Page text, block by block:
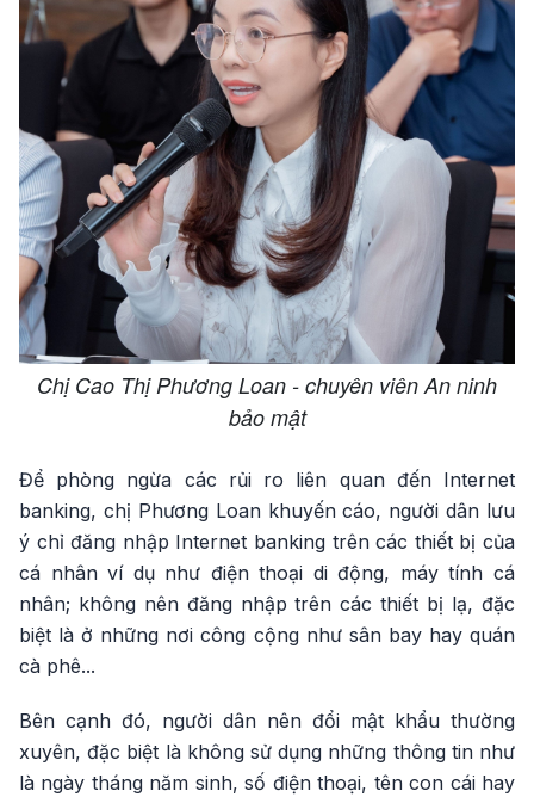
Chị Cao Thị Phương Loan - chuyên viên An ninh
bảo mật
Để phòng ngừa các rủi ro liên quan đến Internet
banking, chị Phương Loan khuyến cáo, người dân lưu
ý chỉ đăng nhập Internet banking trên các thiết bị của
cá nhân ví dụ như điện thoại di động, máy tính cá
nhân; không nên đăng nhập trên các thiết bị lạ, đặc
biệt là ở những nơi công cộng như sân bay hay quán
cà phê...
Bên cạnh đó, người dân nên đổi mật khẩu thường
xuyên, đặc biệt là không sử dụng những thông tin như
là ngày tháng năm sinh, số điện thoại, tên con cái hay